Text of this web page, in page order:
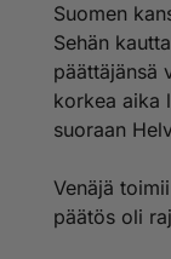
Mutta ei
torjua jne...
Tuon on
Jos Venäjä
Siihen ei
maailmalla
Suomen
Sehän
päättäjänsä
korkea aika
suoraan
Venäjä
päätös oli